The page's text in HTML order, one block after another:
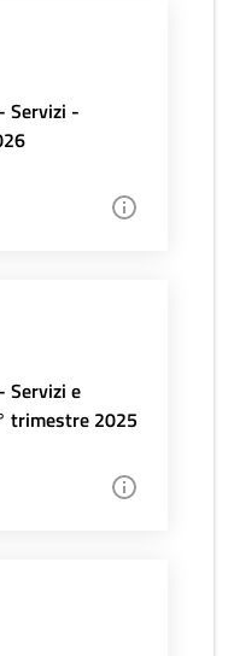
Servizi -
Servizi e
trimestre 2025